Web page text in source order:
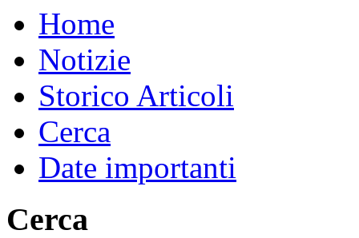
Home
Notizie
Storico Articoli
Cerca
Date importanti
Cerca